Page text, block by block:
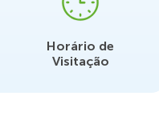
Horário de
Visitação